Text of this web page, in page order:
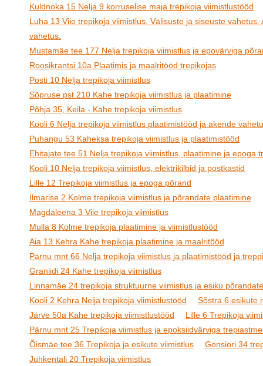
Kuldnoka 15 Nelja 9 korruselise maja trepikoja viimistlustööd
Luha 13 Viie trepikoja viimistlus. Välisuste ja siseuste vahetus.
vahetus.
Mustamäe tee 177 Nelja trepikoja viimistlus ja epovärviga
Roosikrantsi 10a Plaatimis ja maalritööd trepikojas
Posti 10 Nelja trepikoja viimistlus
Sõpruse pst 210 Kahe trepikoja viimistlus ja plaatimine
Põhja 35, Keila - Kahe trepikoja viimistlus
Kooli 6 Nelja trepikoja viimistlus plaatimistööd ja akende
Puhangu 53 Kaheksa trepikoja viimistlus ja plaatimistööd
Ehitajate tee 51 Nelja trepikoja viimistlus, plaatimine ja epoga
Kooli 10 Nelja trepikoja viimistlus, elektrikilbid ja postkastid
Lille 12 Trepikoja viimistlus ja epoga põrand
Ilmarise 2 Kolme trepikoja viimistlus ja põrandate plaatimine
Magdaleena 3 Viie trepikoja viimistlus
Mulla 8 Kolme trepikoja plaatimine ja viimistlustööd
Aia 13 Kehra Kahe trepikoja plaatimine ja maalritööd
Pärnu mnt 66 Nelja trepikoja viimistlus ja plaatimistööd ja
Graniidi 24 Kahe trepikoja viimistlus
Linnamäe 24 trepikoja struktuurne viimistlus ja esiku
Kooli 2 Kehra Nelja trepikoja viimistlustööd
Sõstra 6 esikute
Järve 50a Kahe trepikoja viimistlustööd
Lille 6 Trepikoja
Pärnu mnt 25 Trepikoja viimistlus ja epoksiidvärviga
Õismäe tee 36 Trepikoja ja esikute viimistlus
Gonsiori 34
Juhkentali 20 Trepikoja viimistlus